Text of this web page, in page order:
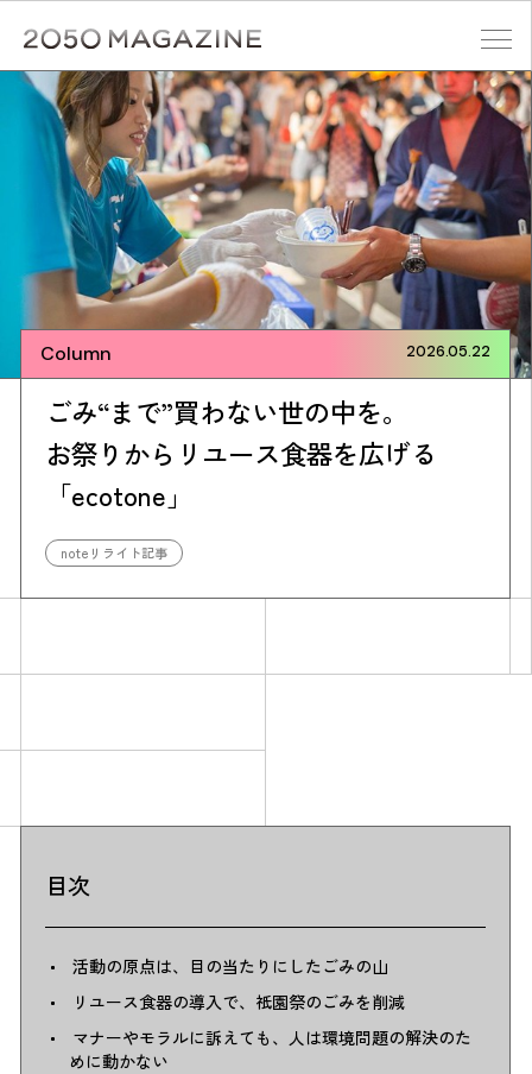
content
検索する
Action list
アクションリスト
Column 2026.05.22
ごみ“まで”買わない世の中を。
お祭りからリユース食器を広げる
「ecotone」
noteリライト記事
目次
活動の原点は、目の当たりにしたごみの山
リユース食器の導入で、祇園祭のごみを削減
マナーやモラルに訴えても、人は環境問題の解決のた
めに動かない